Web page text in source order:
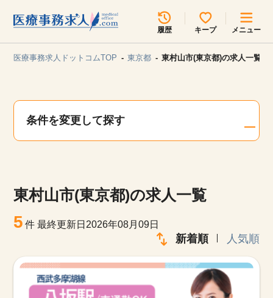
履歴 キープ メニュー
見学会・イベント情報
よくあるご質問
医療事務求人ドットコムTOP 東京都 東村山市(東京都)の求人一覧
条件を変更して探す
東村山市(東京都)の求人一覧
5 件最終更新日2026年08月09日
新着順 人気順
所在地のエリアを選択してください
各支店担当よりご連絡させていただきます。
関東
甲信越・北陸 中国・四国